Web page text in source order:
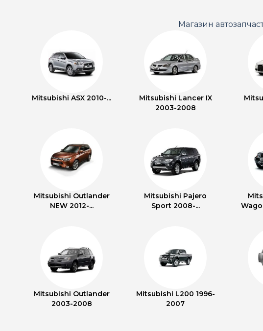
Магазин
Mitsubishi ASX 2010-...
Mitsubishi Lancer IX
2003-2008
Mitsubishi Outlander
NEW 2012-...
Mitsubishi Pajero
Sport 2008-...
Mitsubishi Outlander
2003-2008
Mitsubishi L200 1996-
2007